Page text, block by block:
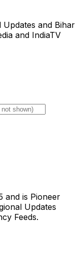
Updates and Bihar
and IndiaTV
and is Pioneer
Updates
Feeds.